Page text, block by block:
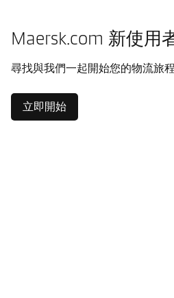
Maersk.com 新使用
尋找與我們一起開始您的物流旅
立即開始